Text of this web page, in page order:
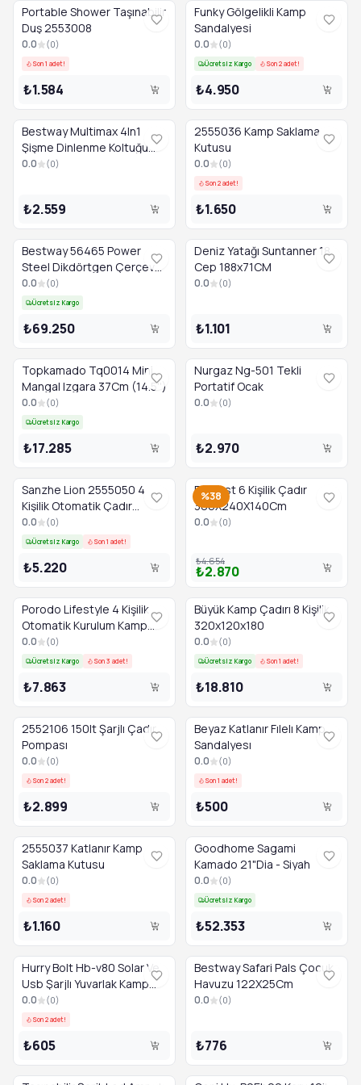
Portable Shower Taşınabilir
Duş 2553008
0.0 (0)
Son 1 adet!
₺1.584
Funky Gölgelikli Kamp
Sandalyesi
0.0 (0)
Ücretsiz Kargo Son 2 adet!
₺4.950
Bestway Multimax 4In1
Şişme Dinlenme Koltuğu
191X97X64Cm
0.0 (0)
₺2.559
2555036 Kamp Saklama
Kutusu
0.0 (0)
Son 2 adet!
₺1.650
Bestway 56465 Power
Steel Dikdörtgen Çerçeve
Havuz Seti
549X274X122Cm
0.0 (0)
Ücretsiz Kargo
₺69.250
Deniz Yatağı Suntanner 18
Cep 188x71CM
0.0 (0)
₺1.101
Topkamado Tq0014 Mini
Mangal Izgara 37Cm (14.5'')
0.0 (0)
Ücretsiz Kargo
₺17.285
Nurgaz Ng-501 Tekli
Portatif Ocak
0.0 (0)
₺2.970
Sanzhe Lion 2555050 4
Kişilik Otomatik Çadır
Automatic Tent
0.0 (0)
Ücretsiz Kargo Son 1 adet!
₺5.220
%38
Everest 6 Kişilik Çadır
300X240X140Cm
0.0 (0)
₺4.654
₺2.870
Porodo Lifestyle 4 Kişilik
Otomatik Kurulum Kamp
Çadırı 2000mm - Açık
Kahverengi Pd-lf4pact-ltbr
0.0 (0)
Ücretsiz Kargo Son 3 adet!
₺7.863
Büyük Kamp Çadırı 8 Kişilik
320x120x180
0.0 (0)
Ücretsiz Kargo Son 1 adet!
₺18.810
2552106 150lt Şarjlı Çadır
Pompası
0.0 (0)
Son 2 adet!
₺2.899
Beyaz Katlanır Fılelı Kamp
Sandalyesı
0.0 (0)
Son 1 adet!
₺500
2555037 Katlanır Kamp
Saklama Kutusu
0.0 (0)
Son 2 adet!
₺1.160
Goodhome Sagami
Kamado 21"Dia - Siyah
0.0 (0)
Ücretsiz Kargo
₺52.353
Hurry Bolt Hb-v80 Solar Ve
Usb Şarjlı Yuvarlak Kamp
Feneri 80w Turuncu
0.0 (0)
Son 2 adet!
₺605
Bestway Safari Pals Çocuk
Havuzu 122X25Cm
0.0 (0)
₺776